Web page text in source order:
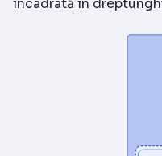
încadrată în